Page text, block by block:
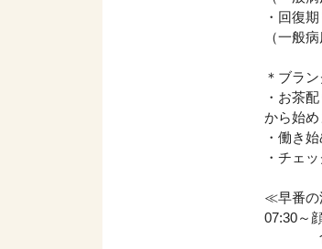
・回復
（一般病
＊ブラ
・お茶
から始め
・働き
・チェ
≪早番
07:30～
食事